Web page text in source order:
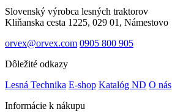
Slovenský výrobca lesných traktorov
Kliňanska cesta 1225, 029 01, Námestovo
orvex@orvex.com 0905 800 905
Dôležité odkazy
Lesná Technika E-shop Katalóg ND O nás
Informácie k nákupu